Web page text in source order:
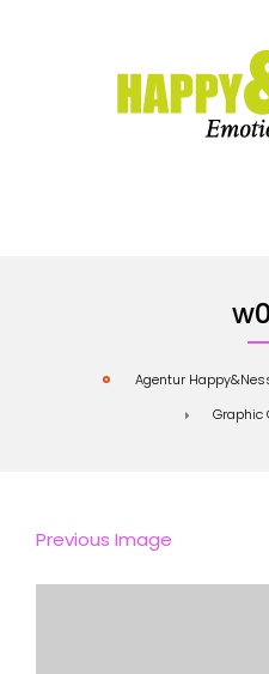
Agentur
Graphic
Previous Image